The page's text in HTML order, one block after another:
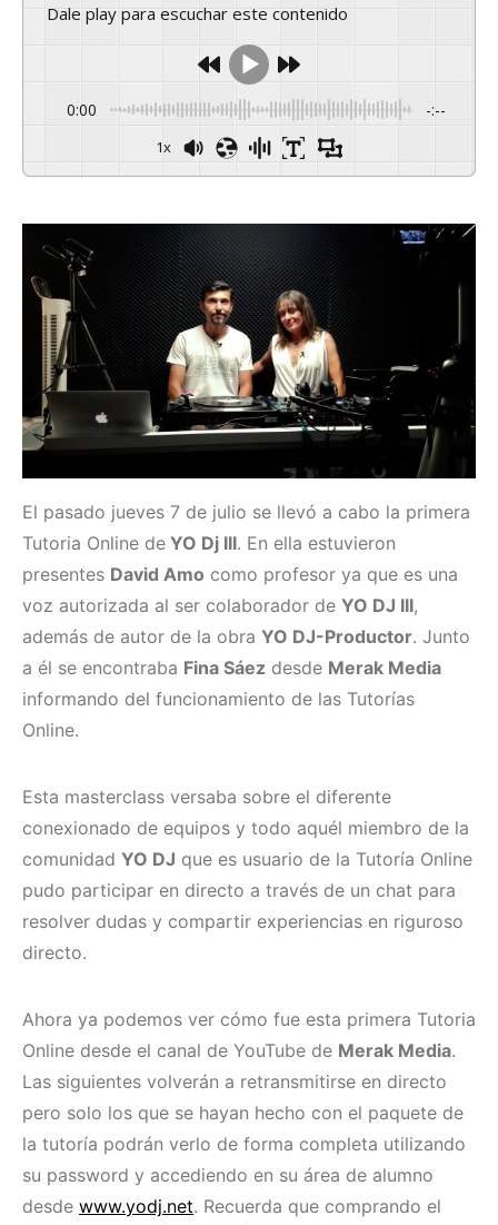
Dale play para escuchar este contenido
0:00 -:--
1x
El pasado jueves 7 de julio se llevó a cabo la primera
Tutoria Online de YO Dj III. En ella estuvieron
presentes David Amo como profesor ya que es una
voz autorizada al ser colaborador de YO DJ III,
además de autor de la obra YO DJ-Productor. Junto
a él se encontraba Fina Sáez desde Merak Media
informando del funcionamiento de las Tutorías
Online.
Esta masterclass versaba sobre el diferente
conexionado de equipos y todo aquél miembro de la
comunidad YO DJ que es usuario de la Tutoría Online
pudo participar en directo a través de un chat para
resolver dudas y compartir experiencias en riguroso
directo.
Ahora ya podemos ver cómo fue esta primera Tutoria
Online desde el canal de YouTube de Merak Media.
Las siguientes volverán a retransmitirse en directo
pero solo los que se hayan hecho con el paquete de
la tutoría podrán verlo de forma completa utilizando
su password y accediendo en su área de alumno
desde www.yodj.net. Recuerda que comprando el